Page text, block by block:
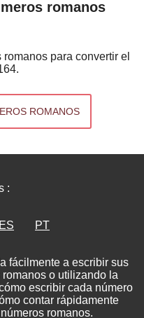
romanos
para convertir el
ROMANOS
:
ES PT
fácilmente a escribir sus
o utilizando la
escribir cada número
contar rápidamente
romanos.